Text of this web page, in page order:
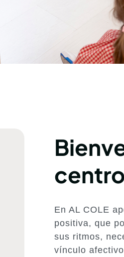
En AL COLE
positiva, que
sus ritmos,
vínculo